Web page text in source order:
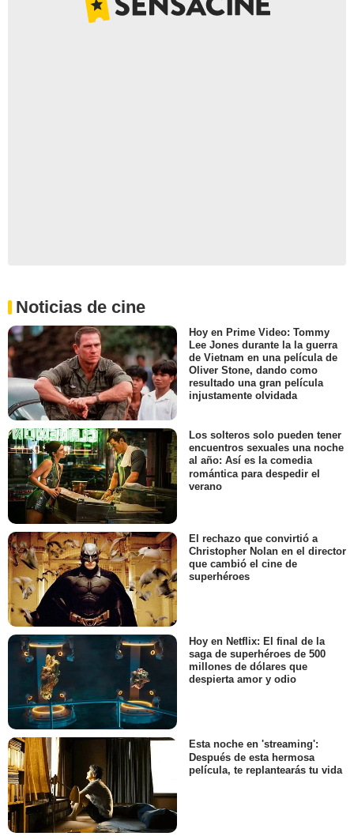
Noticias de cine
Hoy en Prime Video: Tommy
Lee Jones durante la la guerra
de Vietnam en una película de
Oliver Stone, dando como
resultado una gran película
injustamente olvidada
Los solteros solo pueden tener
encuentros sexuales una noche
al año: Así es la comedia
romántica para despedir el
verano
El rechazo que convirtió a
Christopher Nolan en el director
que cambió el cine de
superhéroes
Hoy en Netflix: El final de la
saga de superhéroes de 500
millones de dólares que
despierta amor y odio
Esta noche en 'streaming':
Después de esta hermosa
película, te replantearás tu vida